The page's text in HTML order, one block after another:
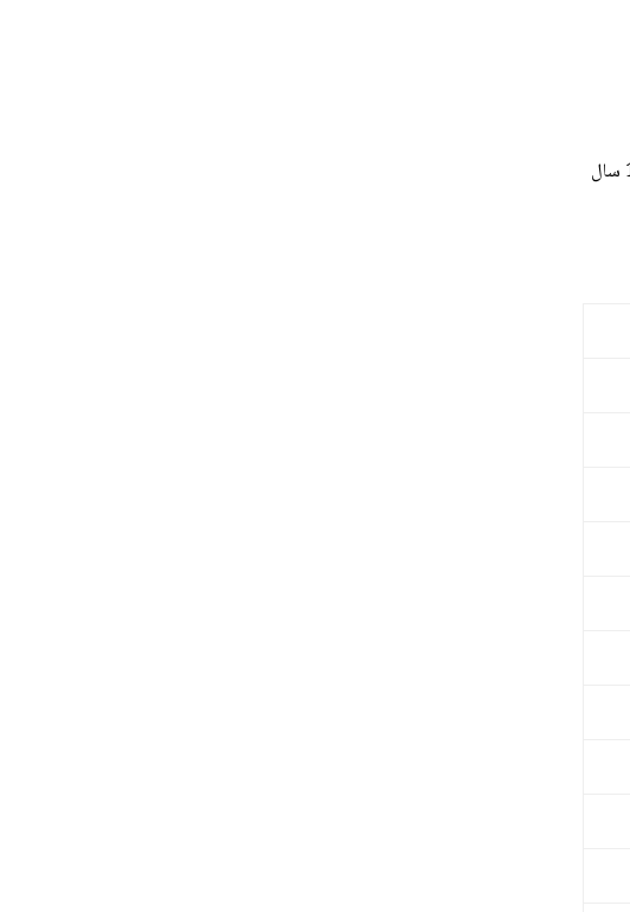
تجارتی تجربہ فراہم کرنا ہے۔ یہ ایک تسلیم شدہ، ایوارڈ یافتہ، شفاف اور بدیہی ڈیجیٹل آپشن ٹریڈنگ پلیٹ فارم ہے جسے 10 سال